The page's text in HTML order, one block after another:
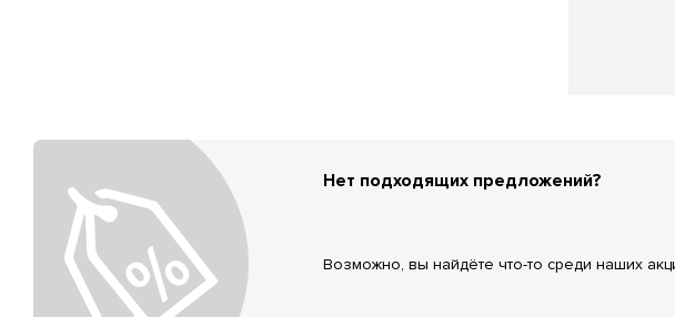
Нет подходящих предложений?
Возможно, вы найдёте что-то среди наших